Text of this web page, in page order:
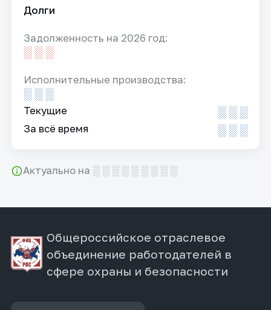
Долги
Задолженность на 2026 год:
░ ░ ░
Исполнительные производства:
░ ░ ░
Текущие ░ ░ ░
За всё время ░ ░ ░
Актуально на ░ ░ ░ ░ ░ ░ ░ ░ ░
Общероссийское отраслевое
объединение работодателей в
сфере охраны и безопасности